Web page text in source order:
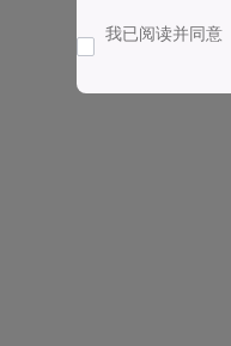
我已阅读并同意